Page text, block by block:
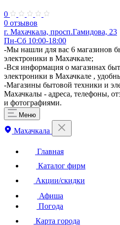
0
0 отзывов
г. Махачкала, просп.Гамидова, 23
Пн-Сб 10:00-18:00
-Мы нашли для вас 6 магазинов
электроники в Махачкале;
-Вся информация о магазинах
электроники в Махачкале ,
-Магазины бытовой техники и
Махачкалы - адреса, телефоны,
и фотографиями.
Меню
Махачкала
Главная
Каталог фирм
Акции/скидки
Афиша
Погода
Карта города